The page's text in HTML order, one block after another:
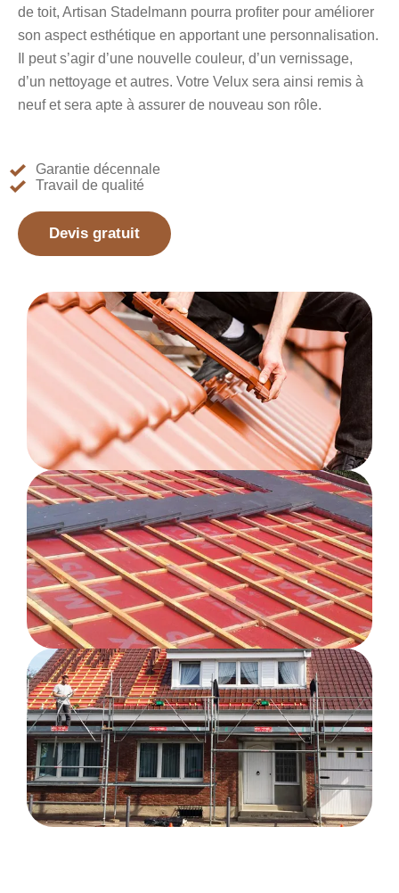
de toit, Artisan Stadelmann pourra profiter pour améliorer
son aspect esthétique en apportant une personnalisation.
Il peut s’agir d’une nouvelle couleur, d’un vernissage,
d’un nettoyage et autres. Votre Velux sera ainsi remis à
neuf et sera apte à assurer de nouveau son rôle.
Garantie décennale
Travail de qualité
Devis gratuit